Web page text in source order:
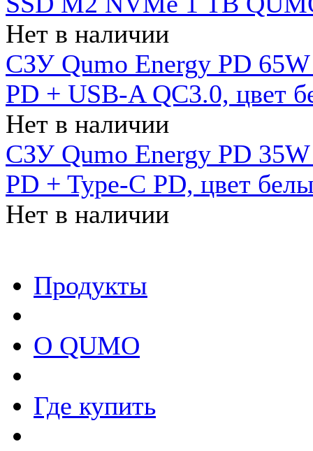
Нет в наличии
СЗУ Qumo Energy PD
PD + USB-A QC3.0, цвет
Нет в наличии
СЗУ Qumo Energy PD
PD + Type-C PD, цвет
Нет в наличии
Продукты
О QUMO
Где купить